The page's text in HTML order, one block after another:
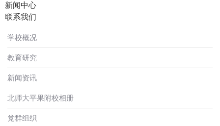
新闻中心
联系我们
学校概况
教育研究
新闻资讯
北师大平果附校相册
党群组织